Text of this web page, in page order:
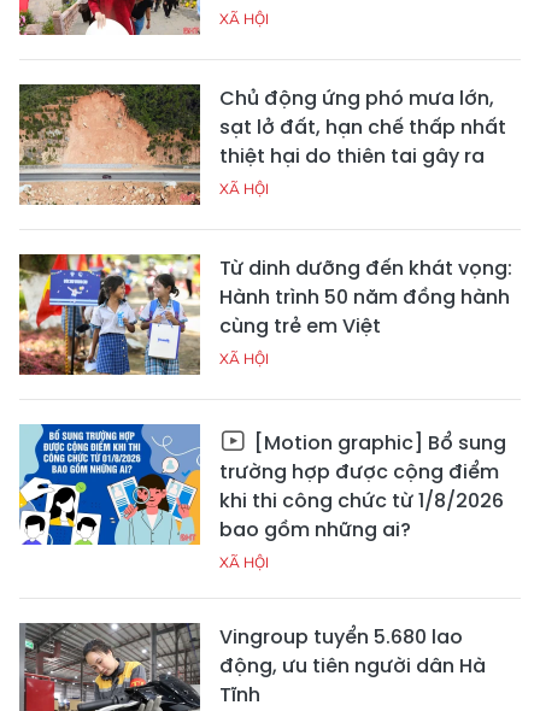
XÃ HỘI
Chủ động ứng phó mưa lớn,
sạt lở đất, hạn chế thấp nhất
thiệt hại do thiên tai gây ra
XÃ HỘI
Từ dinh dưỡng đến khát vọng:
Hành trình 50 năm đồng hành
cùng trẻ em Việt
XÃ HỘI
[Motion graphic] Bổ sung
trường hợp được cộng điểm
khi thi công chức từ 1/8/2026
bao gồm những ai?
XÃ HỘI
Vingroup tuyển 5.680 lao
động, ưu tiên người dân Hà
Tĩnh